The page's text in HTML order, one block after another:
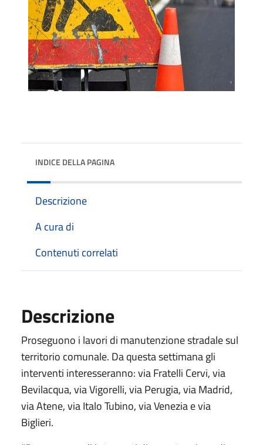
INDICE DELLA PAGINA
Descrizione
A cura di
Contenuti correlati
Descrizione
Proseguono i lavori di manutenzione stradale sul
territorio comunale. Da questa settimana gli
interventi interesseranno: via Fratelli Cervi, via
Bevilacqua, via Vigorelli, via Perugia, via Madrid,
via Atene, via Italo Tubino, via Venezia e via
Biglieri.